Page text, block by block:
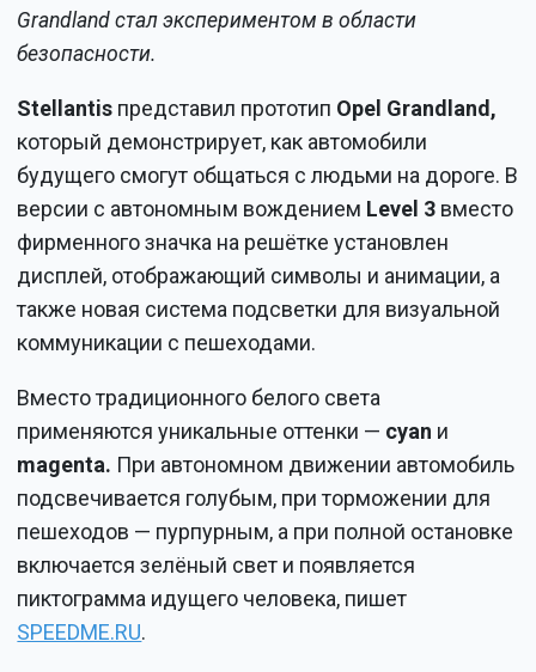
Grandland стал экспериментом в области
безопасности.
Stellantis представил прототип Opel Grandland,
который демонстрирует, как автомобили
будущего смогут общаться с людьми на дороге. В
версии с автономным вождением Level 3 вместо
фирменного значка на решётке установлен
дисплей, отображающий символы и анимации, а
также новая система подсветки для визуальной
коммуникации с пешеходами.
Вместо традиционного белого света
применяются уникальные оттенки — cyan и
magenta. При автономном движении автомобиль
подсвечивается голубым, при торможении для
пешеходов — пурпурным, а при полной остановке
включается зелёный свет и появляется
пиктограмма идущего человека, пишет
SPEEDME.RU.